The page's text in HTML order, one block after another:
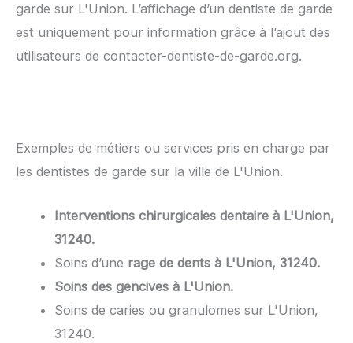
garde sur L'Union. L’affichage d’un dentiste de garde
est uniquement pour information grâce à l’ajout des
utilisateurs de contacter-dentiste-de-garde.org.
Exemples de métiers ou services pris en charge par
les dentistes de garde sur la ville de L'Union.
Interventions chirurgicales dentaire à L'Union,
31240.
Soins d’une rage de dents à L'Union, 31240.
Soins des gencives à L'Union.
Soins de caries ou granulomes sur L'Union,
31240.